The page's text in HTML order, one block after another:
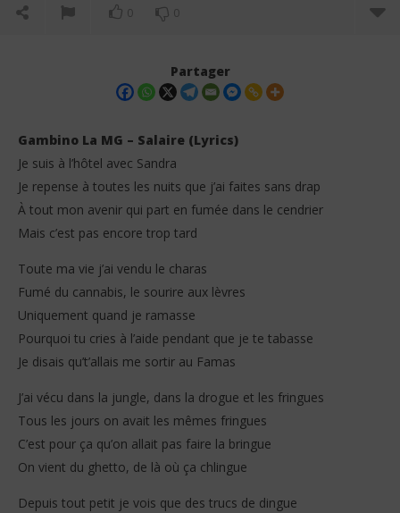
0 0
NOW VIEWING
Gambino La MG – Salaire (Lyrics)
1
février
2026
Partager
Gambino La MG – Salaire (Lyrics)
Je suis à l’hôtel avec Sandra
Je repense à toutes les nuits que j’ai faites sans drap
À tout mon avenir qui part en fumée dans le cendrier
Mais c’est pas encore trop tard
Toute ma vie j’ai vendu le charas
Fumé du cannabis, le sourire aux lèvres
Uniquement quand je ramasse
Pourquoi tu cries à l’aide pendant que je te tabasse
Je disais qu’t’allais me sortir au Famas
J’ai vécu dans la jungle, dans la drogue et les fringues
Tous les jours on avait les mêmes fringues
C’est pour ça qu’on allait pas faire la bringue
On vient du ghetto, de là où ça chlingue
Depuis tout petit je vois que des trucs de dingue